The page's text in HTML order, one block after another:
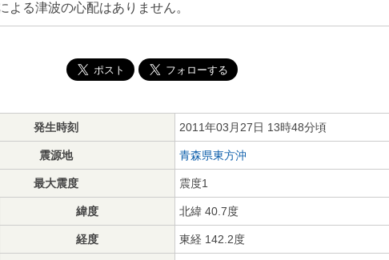
よる津波の心配はありません。
発生時刻 2011年03月27日 13時48分頃
震源地 青森県東方沖
最大震度 震度1
緯度 北緯 40.7度
経度 東経 142.2度